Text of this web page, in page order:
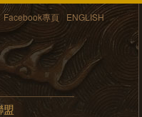
Facebook專頁 ENGLISH
盟